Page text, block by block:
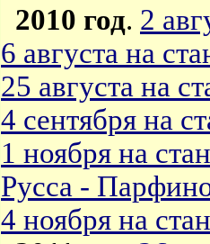
2010 год. 2
6 августа на
25 августа на
4 сентября на
1 ноября на
Русса -
4 ноября на